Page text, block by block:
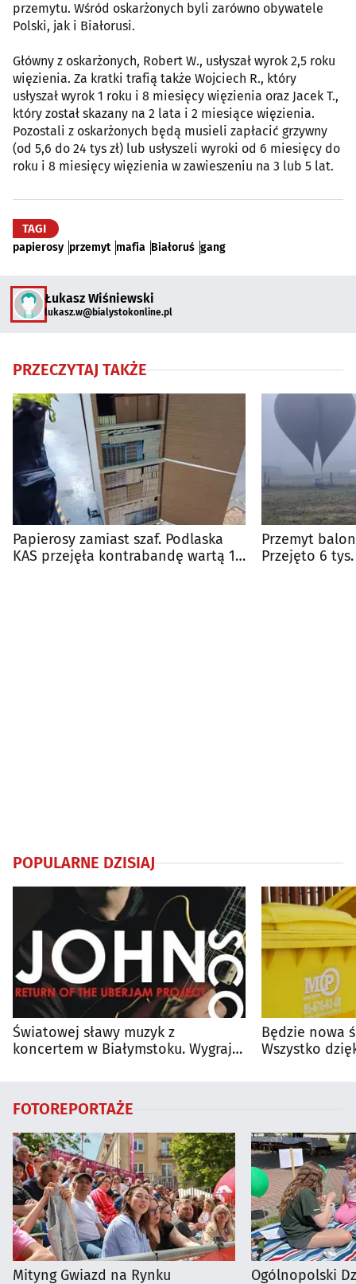
przemytu. Wśród oskarżonych byli zarówno obywatele
Polski, jak i Białorusi.
Główny z oskarżonych, Robert W., usłyszał wyrok 2,5 roku
więzienia. Za kratki trafią także Wojciech R., który
usłyszał wyrok 1 roku i 8 miesięcy więzienia oraz Jacek T.,
który został skazany na 2 lata i 2 miesiące więzienia.
Pozostali z oskarżonych będą musieli zapłacić grzywny
(od 5,6 do 24 tys zł) lub usłyszeli wyroki od 6 miesięcy do
roku i 8 miesięcy więzienia w zawieszeniu na 3 lub 5 lat.
TAGI
papierosy przemyt mafia Białoruś gang
Łukasz Wiśniewski
lukasz.w@bialystokonline.pl
PRZECZYTAJ TAKŻE
Papierosy zamiast szaf. Podlaska
KAS przejęła kontrabandę wartą 1,5
Przemyt
Przejęto 6
POPULARNE DZISIAJ
Światowej sławy muzyk z
koncertem w Białymstoku. Wygraj
Będzie nowa
Wszystko
FOTOREPORTAŻE
Mityng Gwiazd na Rynku
Ogólnopolski